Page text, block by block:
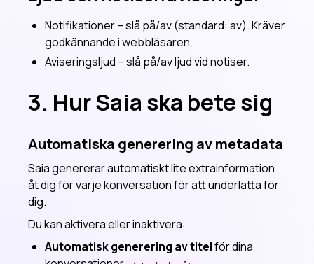
Notifikationer – slå på/av (standard: av). Kräver
godkännande i webbläsaren.
Aviseringsljud – slå på/av ljud vid notiser.
3. Hur Saia ska bete sig
Automatiska generering av metadata
Saia genererar automatiskt lite extrainformation
åt dig för varje konversation för att underlätta för
dig.
Du kan aktivera eller inaktivera:
Automatisk generering av titelför dina